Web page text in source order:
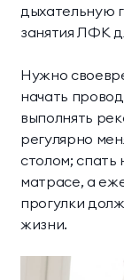
дыхательную
занятия ЛФК
Нужно
начать
выполнять
регулярно
столом; спать
матрасе, а
прогулки
жизни.